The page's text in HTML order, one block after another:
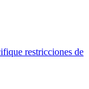
restricciones de